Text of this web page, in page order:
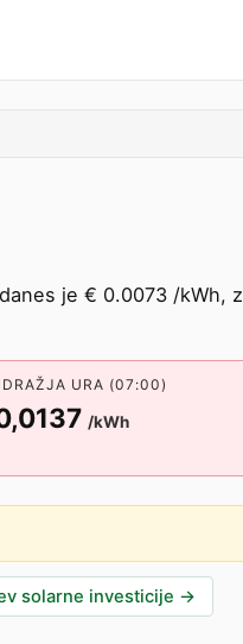
je € 0.0073 /kWh, z
URA (07:00)
/kWh
solarne investicije →